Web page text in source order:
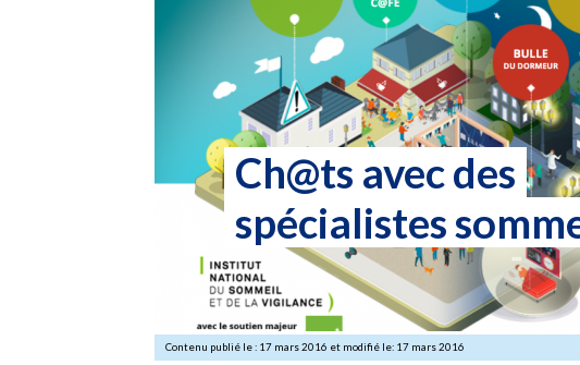
Ch@ts avec des
spécialistes
Contenu publié le : 17 mars 2016 et modifié le: 17 mars 2016